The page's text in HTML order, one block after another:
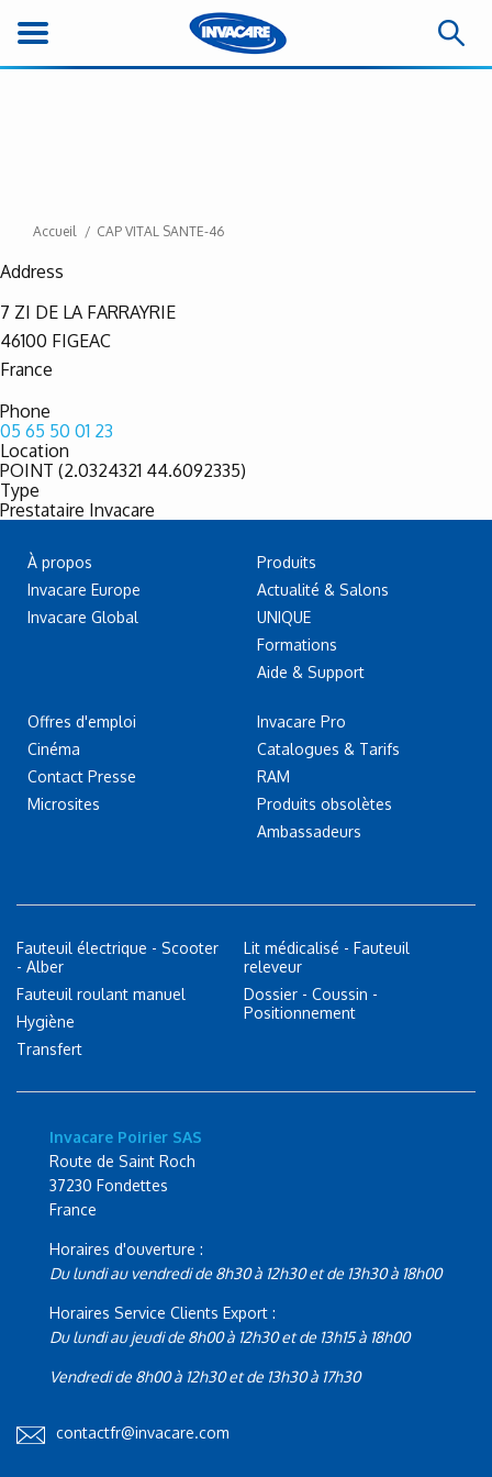
Accueil CAP VITAL SANTE-46
Address
7 ZI DE LA FARRAYRIE
46100 FIGEAC
France
Phone
05 65 50 01 23
Location
POINT (2.0324321 44.6092335)
Type
Prestataire Invacare
À propos
Invacare Europe
Invacare Global
Offres d'emploi
Cinéma
Contact Presse
Microsites
Produits
Actualité & Salons
UNIQUE
Formations
Aide & Support
Invacare Pro
Catalogues & Tarifs
RAM
Produits obsolètes
Ambassadeurs
Fauteuil électrique - Scooter
- Alber
Fauteuil roulant manuel
Hygiène
Transfert
Lit médicalisé - Fauteuil
releveur
Dossier - Coussin -
Positionnement
Invacare Poirier SAS
Route de Saint Roch
37230 Fondettes
France
Horaires d'ouverture :
Du lundi au vendredi de 8h30 à 12h30 et de 13h30 à 18h00
Horaires Service Clients Export :
Du lundi au jeudi de 8h00 à 12h30 et de 13h15 à 18h00
Vendredi de 8h00 à 12h30 et de 13h30 à 17h30
contactfr@invacare.com